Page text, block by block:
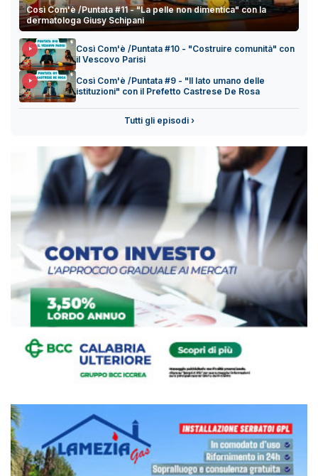
Così Com'è /Puntata #11 - "La pelle non dimentica" con la
dermatologa Giusy Schipani
Così Com'è /Puntata #10 - "Costruire comunità" con
il Vescovo Parisi
Così Com'è /Puntata #9 - "Il lato umano delle
istituzioni" con il Prefetto Castrese De Rosa
Tutti gli episodi ›